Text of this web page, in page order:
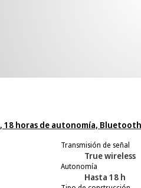
18 horas de autonomía,
Transmisión de señal
True wireless
Autonomía
Hasta 18 h